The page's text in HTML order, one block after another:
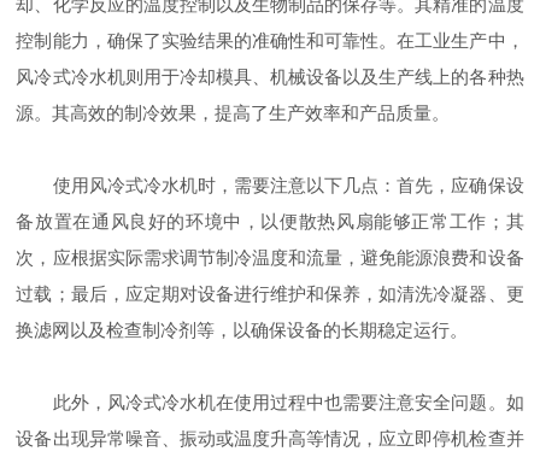
却、化学反应的温度控制以及生物制品的保存等。其精准的温度
控制能力，确保了实验结果的准确性和可靠性。在工业生产中，
风冷式冷水机则用于冷却模具、机械设备以及生产线上的各种热
源。其高效的制冷效果，提高了生产效率和产品质量。
使用风冷式冷水机时，需要注意以下几点：首先，应确保设
备放置在通风良好的环境中，以便散热风扇能够正常工作；其
次，应根据实际需求调节制冷温度和流量，避免能源浪费和设备
过载；最后，应定期对设备进行维护和保养，如清洗冷凝器、更
换滤网以及检查制冷剂等，以确保设备的长期稳定运行。
此外，风冷式冷水机在使用过程中也需要注意安全问题。如
设备出现异常噪音、振动或温度升高等情况，应立即停机检查并